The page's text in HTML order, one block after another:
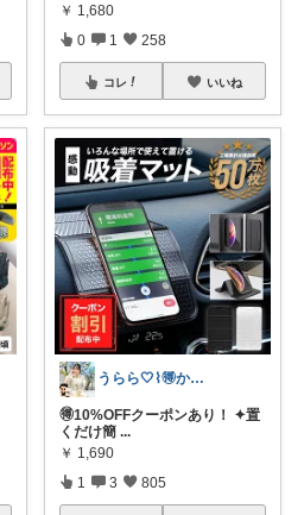
￥ 1,680
0 1 258
コレ いいね
うらら🤍⌇🉐かわいい暮らし
🉐10%OFFクーポンあり！ ✦置
くだけ簡 ...
￥ 1,690
1 3 805